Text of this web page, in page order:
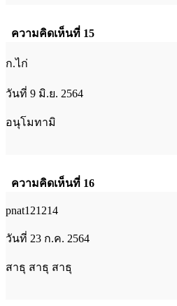
ความคิดเห็นที่ 15
ก.ไก่
วันที่ 9 มิ.ย. 2564
อนุโมทามิ
ความคิดเห็นที่ 16
pnat121214
วันที่ 23 ก.ค. 2564
สาธุ สาธุ สาธุ